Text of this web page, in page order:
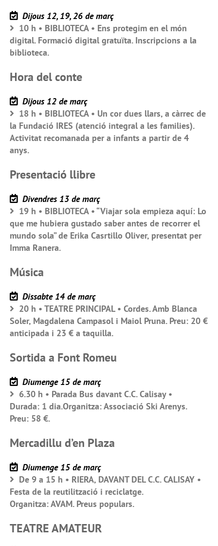
Dijous 12, 19, 26 de març
10 h • BIBLIOTECA • Ens protegim en el món
digital. Formació digital gratuïta. Inscripcions a la
biblioteca.
Hora del conte
Dijous 12 de març
18 h • BIBLIOTECA • Un cor dues llars, a càrrec de
la Fundació IRES (atenció integral a les families).
Activitat recomanada per a infants a partir de 4
anys.
Presentació llibre
Divendres 13 de març
19 h • BIBLIOTECA • “Viajar sola empieza aquí: Lo
que me hubiera gustado saber antes de recorrer el
mundo sola” de Erika Casrtillo Oliver, presentat per
Imma Ranera.
Música
Dissabte 14 de març
20 h • TEATRE PRINCIPAL • Cordes. Amb Blanca
Soler, Magdalena Campasol i Maiol Pruna. Preu: 20 €
anticipada i 23 € a taquilla.
Sortida a Font Romeu
Diumenge 15 de març
6.30 h • Parada Bus davant C.C. Calisay •
Durada: 1 dia.Organitza: Associació Ski Arenys.
Preu: 58 €.
Mercadillu d’en Plaza
Diumenge 15 de març
De 9 a 15 h • RIERA, DAVANT DEL C.C. CALISAY •
Festa de la reutilització i reciclatge.
Organitza: AVAM. Preus populars.
TEATRE AMATEUR